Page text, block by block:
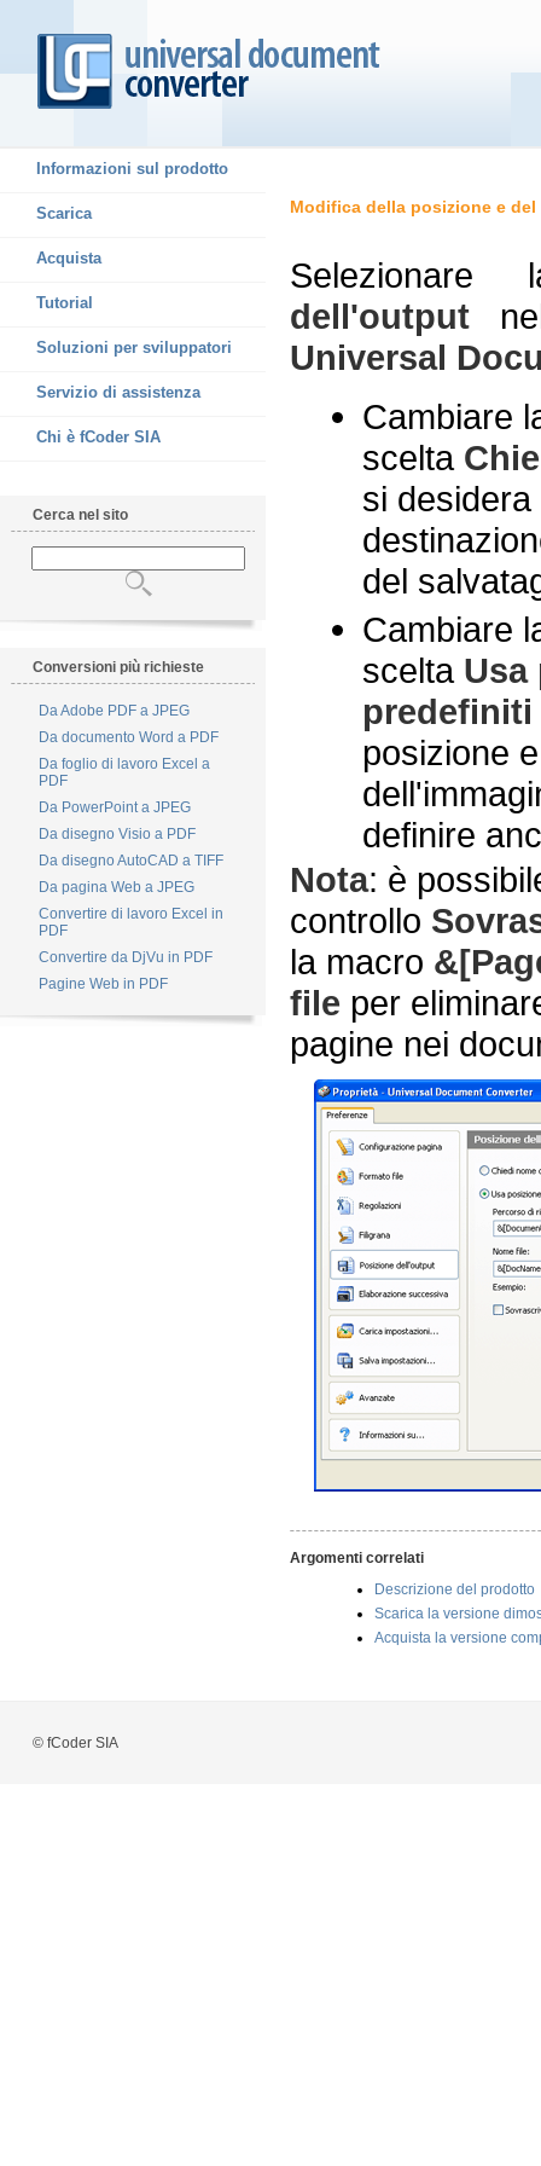
Informazioni sul prodotto
Scarica
Acquista
Tutorial
Soluzioni per sviluppatori
Servizio di assistenza
Chi è fCoder SIA
Cerca nel sito
Conversioni più richieste
Da Adobe PDF a JPEG
Da documento Word a PDF
Da foglio di lavoro Excel a
PDF
Da PowerPoint a JPEG
Da disegno Visio a PDF
Da disegno AutoCAD a TIFF
Da pagina Web a JPEG
Convertire di lavoro Excel in
PDF
Convertire da DjVu in PDF
Pagine Web in PDF
Modifica della posizione e
dell'output
Universal
Cambiare
scelta
si
del
Cambiare
scelta Usa
predefiniti
posizione
definire
Nota: è
controllo
la macro
file per
pagine nei
Argomenti correlati
Descrizione del prodotto
Scarica la versione
Acquista la versione
© fCoder SIA